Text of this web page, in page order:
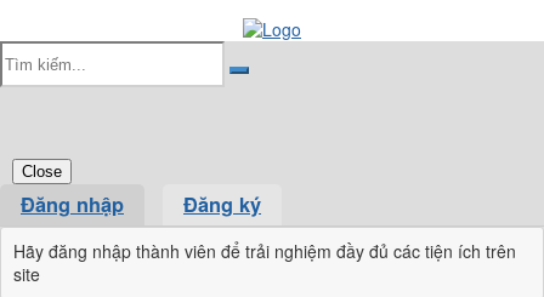
Close
Đăng nhập Đăng ký
Hãy đăng nhập thành viên để trải nghiệm đầy đủ các tiện ích trên
site